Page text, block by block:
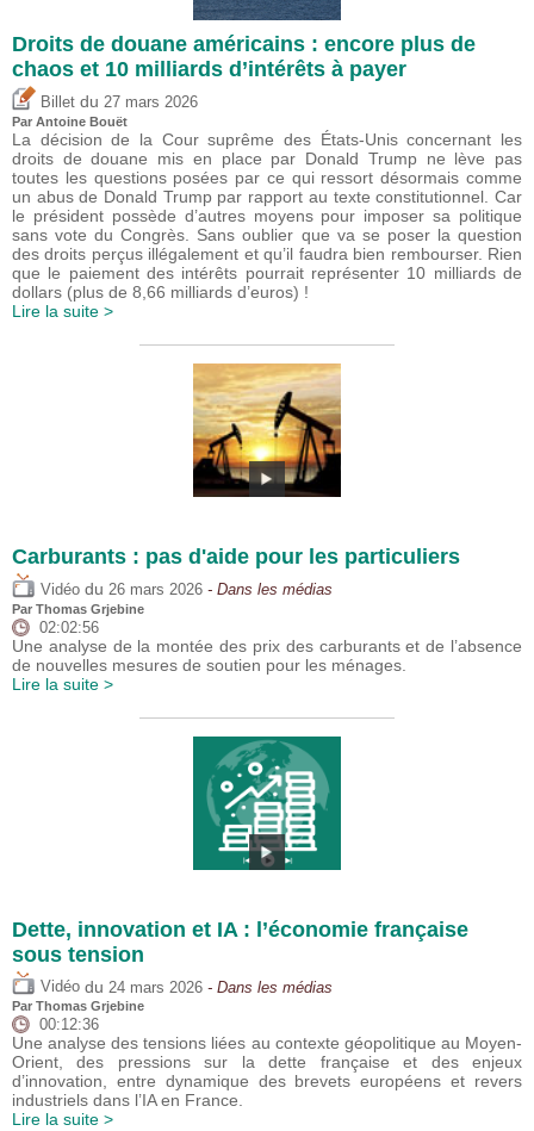
Droits de douane américains : encore plus de
chaos et 10 milliards d’intérêts à payer
Billet du 27 mars 2026
Par Antoine Bouët
La décision de la Cour suprême des États-Unis concernant les
droits de douane mis en place par Donald Trump ne lève pas
toutes les questions posées par ce qui ressort désormais comme
un abus de Donald Trump par rapport au texte constitutionnel. Car
le président possède d’autres moyens pour imposer sa politique
sans vote du Congrès. Sans oublier que va se poser la question
des droits perçus illégalement et qu’il faudra bien rembourser. Rien
que le paiement des intérêts pourrait représenter 10 milliards de
dollars (plus de 8,66 milliards d’euros) !
Lire la suite >
Carburants : pas d'aide pour les particuliers
Vidéo du 26 mars 2026 - Dans les médias
Par Thomas Grjebine
02:02:56
Une analyse de la montée des prix des carburants et de l’absence
de nouvelles mesures de soutien pour les ménages.
Lire la suite >
Dette, innovation et IA : l’économie française
sous tension
Vidéo du 24 mars 2026 - Dans les médias
Par Thomas Grjebine
00:12:36
Une analyse des tensions liées au contexte géopolitique au Moyen-
Orient, des pressions sur la dette française et des enjeux
d’innovation, entre dynamique des brevets européens et revers
industriels dans l’IA en France.
Lire la suite >